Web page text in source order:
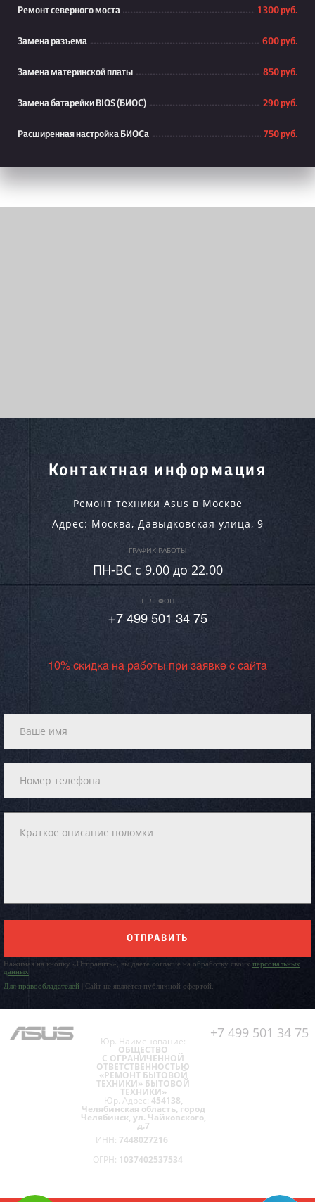
Ремонт северного моста 1 300 руб.
Замена разъема 600 руб.
Замена материнской платы 850 руб.
Замена батарейки BIOS (БИОС) 290 руб.
Расширенная настройка БИОСа 750 руб.
Контактная информация
Ремонт техники Asus в Москве
Адрес: Москва, Давыдковская улица, 9
ГРАФИК РАБОТЫ
ПН-ВC c 9.00 до 22.00
ТЕЛЕФОН
+7 499 501 34 75
10% скидка на работы при заявке с сайта
ОТПРАВИТЬ
Нажимая на кнопку «Отправить», вы даете согласие на обработку своих персональных
данных
Для правообладателей | Сайт не является публичной офертой.
+7 499 501 34 75
Юр. Наименование:
ОБЩЕСТВО
С ОГРАНИЧЕННОЙ
ОТВЕТСТВЕННОСТЬЮ
«РЕМОНТ БЫТОВОЙ
ТЕХНИКИ» БЫТОВОЙ
ТЕХНИКИ»
Юр. Адрес: 454138,
Челябинская область, город
Челябинск, ул. Чайковского,
д.7
ИНН: 7448027216
ОГРН: 1037402537534